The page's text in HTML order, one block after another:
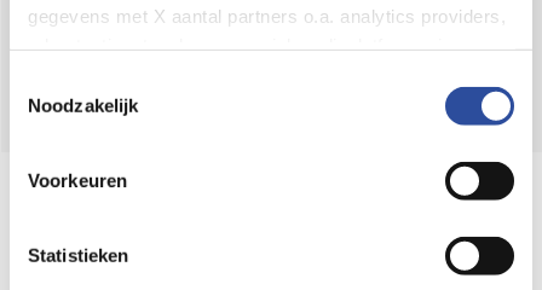
gegevens met X aantal partners o.a. analytics providers,
en de bewaartermijnen per categorie. Je kunt je keuze op
gegevensverwerking staat in de
Privacyverklaring
Noodzakelijk
Voorkeuren
Statistieken
VolgDAop:
Online aanbieder medicijnen
webshop mag verkopen.